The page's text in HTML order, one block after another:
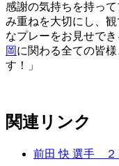
感謝の気持ちを持っ
み重ねを大切にし、
なプレーをお見せでき
岡に関わる全ての皆
す！」
関連リンク
前田 快 選手 ２